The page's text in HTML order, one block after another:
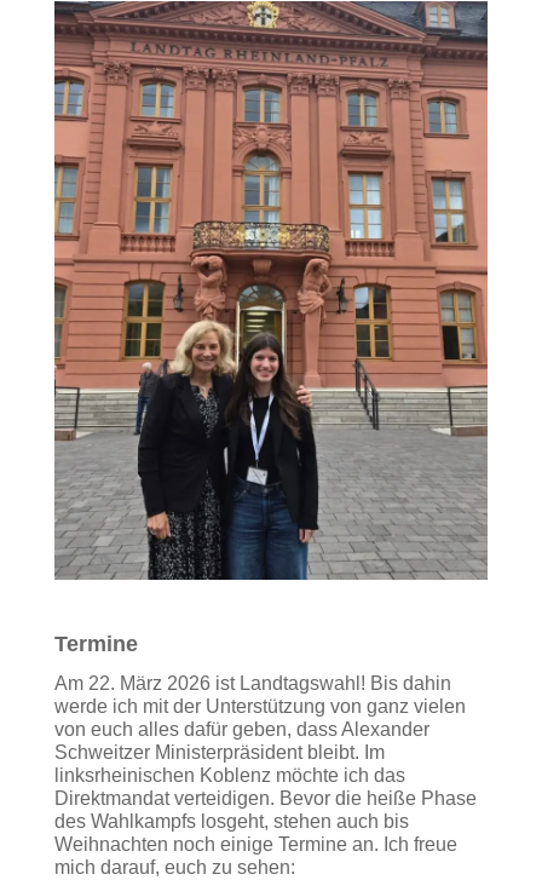
Termine
Am 22. März 2026 ist Landtagswahl! Bis dahin
werde ich mit der Unterstützung von ganz vielen
von euch alles dafür geben, dass Alexander
Schweitzer Ministerpräsident bleibt. Im
linksrheinischen Koblenz möchte ich das
Direktmandat verteidigen. Bevor die heiße Phase
des Wahlkampfs losgeht, stehen auch bis
Weihnachten noch einige Termine an. Ich freue
mich darauf, euch zu sehen: